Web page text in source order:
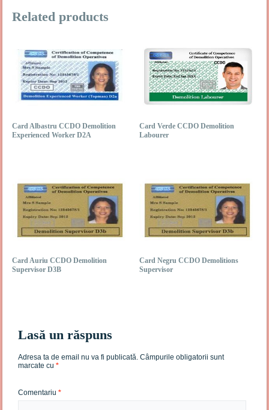
Related products
Card Albastru CCDO Demolition
Experienced Worker D2A
Card Verde CCDO Demolition
Labourer
Card Auriu CCDO Demolition
Supervisor D3B
Card Negru CCDO Demolitions
Supervisor
Lasă un răspuns
Adresa ta de email nu va fi publicată. Câmpurile obligatorii sunt
marcate cu*
Comentariu*